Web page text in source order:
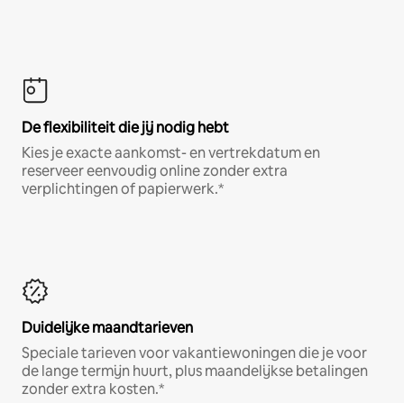
De flexibiliteit die jij nodig hebt
Kies je exacte aankomst- en vertrekdatum en
reserveer eenvoudig online zonder extra
verplichtingen of papierwerk.*
Duidelijke maandtarieven
Speciale tarieven voor vakantiewoningen die je voor
de lange termijn huurt, plus maandelijkse betalingen
zonder extra kosten.*